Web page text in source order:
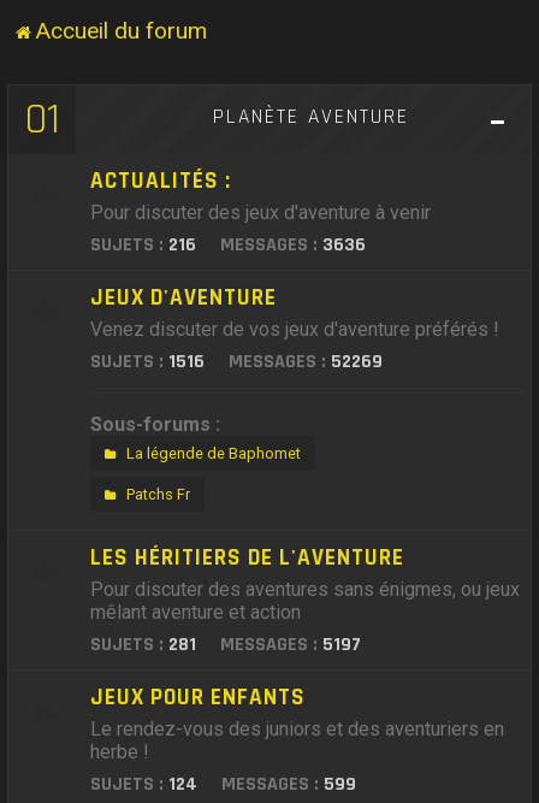
Accueil du forum
01 PLANÈTE AVENTURE
ACTUALITÉS :
Pour discuter des jeux d'aventure à venir
SUJETS : 216 MESSAGES : 3636
JEUX D'AVENTURE
Venez discuter de vos jeux d'aventure préférés !
SUJETS : 1516 MESSAGES : 52269
Sous-forums :
La légende de Baphomet
Patchs Fr
LES HÉRITIERS DE L'AVENTURE
Pour discuter des aventures sans énigmes, ou jeux
mêlant aventure et action
SUJETS : 281 MESSAGES : 5197
JEUX POUR ENFANTS
Le rendez-vous des juniors et des aventuriers en
herbe !
SUJETS : 124 MESSAGES : 599